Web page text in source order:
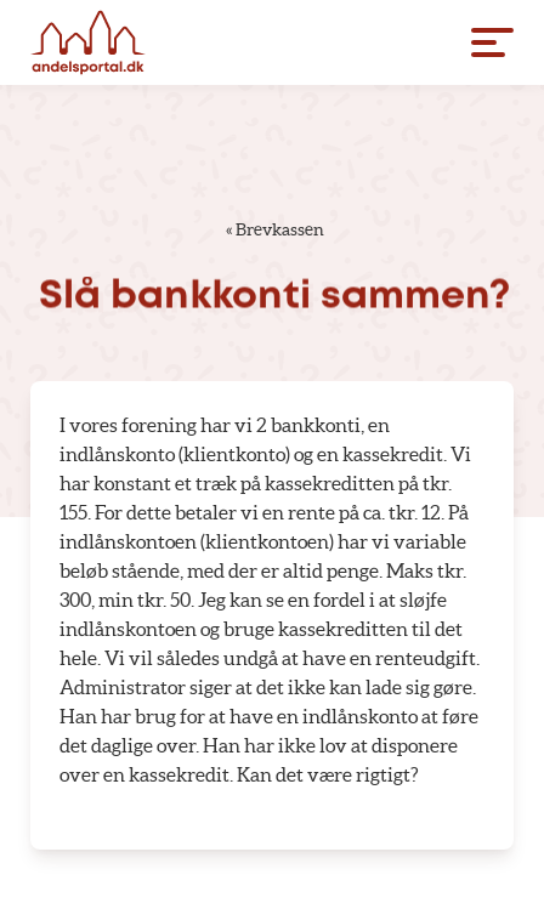
«Brevkassen
Slå bankkonti sammen?
I vores forening har vi 2 bankkonti, en
indlånskonto (klientkonto) og en kassekredit. Vi
har konstant et træk på kassekreditten på tkr.
155. For dette betaler vi en rente på ca. tkr. 12. På
indlånskontoen (klientkontoen) har vi variable
beløb stående, med der er altid penge. Maks tkr.
300, min tkr. 50. Jeg kan se en fordel i at sløjfe
indlånskontoen og bruge kassekreditten til det
hele. Vi vil således undgå at have en renteudgift.
Administrator siger at det ikke kan lade sig gøre.
Han har brug for at have en indlånskonto at føre
det daglige over. Han har ikke lov at disponere
over en kassekredit. Kan det være rigtigt?